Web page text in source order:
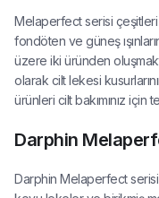
Melaperfect serisi çeşitleri
fondöten ve güneş
üzere iki üründen
olarak cilt lekesi
ürünleri cilt bakımınız için
Darphin
Darphin Melaperfect